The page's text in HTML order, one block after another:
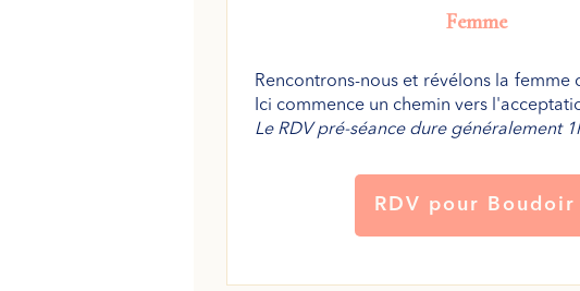
Femme
Rencontrons-nous et révélons la femme
Ici commence un chemin vers
Le RDV pré-séance dure généralement
RDV pour Boudoir